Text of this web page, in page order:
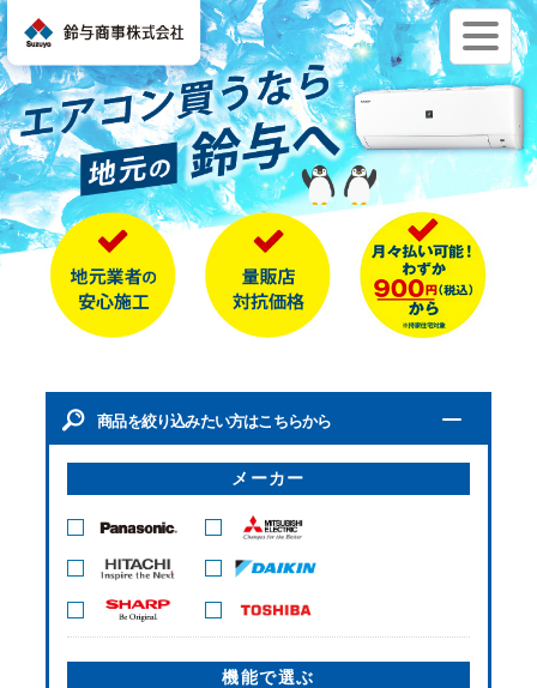
おすすめ機種
エアコン電気代 節約豆知識
お問い合わせから設置までの流れ
よくあるご質問
商品を絞り込みたい方はこちらから
メーカー
機能で選ぶ